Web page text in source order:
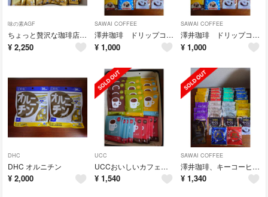
味の素AGF
ちょっと贅沢な珈琲店 スティック100本
¥ 2,250
SAWAI COFFEE
澤井珈琲 ドリップコーヒー20袋
¥ 1,000
SAWAI COFFEE
澤井珈琲 ドリップコーヒー20袋
¥ 1,000
DHC
DHC オルニチン
¥ 2,000
UCC
UCCおいしいカフェインレスコーヒー コク深め
¥ 1,540
SAWAI COFFEE
澤井珈琲、キーコーヒー ドリップコーヒー
¥ 1,340